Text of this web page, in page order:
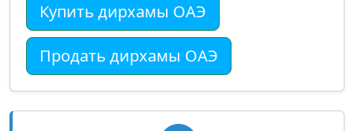
Купить дирхамы ОАЭ
Продать дирхамы ОАЭ